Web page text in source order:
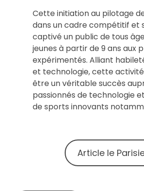
Cette initiation au pilotage
dans un cadre compétitif et
captivé un public de tous
jeunes à partir de 9 ans aux
expérimentés. Alliant
et technologie, cette activité
être un véritable succès
passionnés de technologie
de sports innovants
Article le